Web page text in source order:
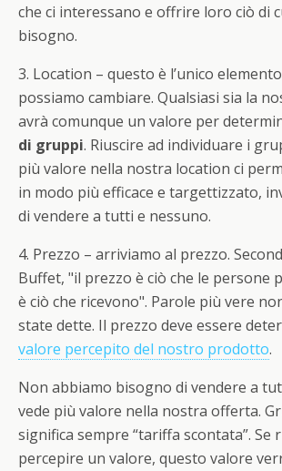
che ci interessano e offrire loro ciò di
bisogno.
3. Location – questo è l’unico
possiamo cambiare. Qualsiasi sia la
avrà comunque un valore per
di gruppi. Riuscire ad individuare i
più valore nella nostra location ci
in modo più efficace e targettizzato,
di vendere a tutti e nessuno.
4. Prezzo – arriviamo al prezzo.
Buffet, "il prezzo è ciò che le persone
è ciò che ricevono". Parole più vere
state dette. Il prezzo deve essere
valore percepito del nostro prodotto.
Non abbiamo bisogno di vendere a
vede più valore nella nostra offerta.
significa sempre “tariffa scontata”. Se
percepire un valore, questo valore